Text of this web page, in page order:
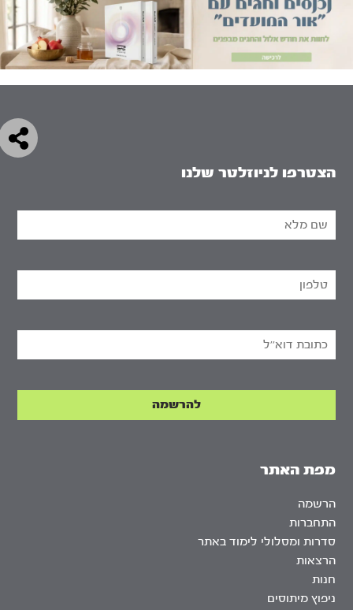
מפת האתר
הרשמה
התחברות
סדרות ומסלולי לימוד באתר
הרצאות
חנות
ניפוץ מיתוסים
הצטרפו לניוזלטר שלנו